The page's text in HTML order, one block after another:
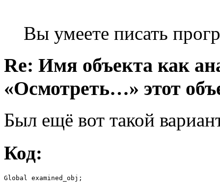
Вы умеете писать
Re: Имя объекта как
«Осмотреть…» этот
Был ещё вот такой
Код:
Global examined_obj;